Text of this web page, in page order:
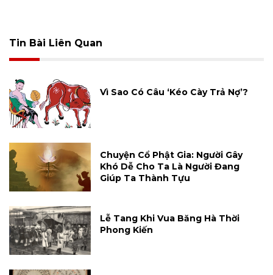
Tin Bài Liên Quan
Vì Sao Có Câu ‘Kéo Cày Trả Nợ’?
Chuyện Cổ Phật Gia: Người Gây
Khó Dễ Cho Ta Là Người Đang
Giúp Ta Thành Tựu
Lễ Tang Khi Vua Băng Hà Thời
Phong Kiến